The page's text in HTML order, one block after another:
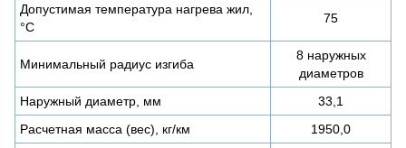
Допустимая температура нагрева жил,
°С
75
Минимальный радиус изгиба
8 наружных
диаметров
Наружный диаметр, мм
33,1
Расчетная масса (вес), кг/км
1950,0